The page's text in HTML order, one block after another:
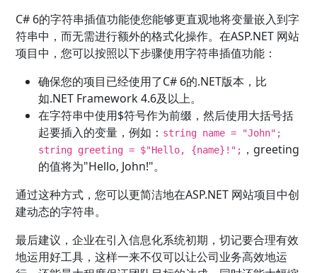
C# 6的字符串插值功能使您能够更直观地将变量嵌入到字
符串中，而无需进行额外的格式化操作。在ASP.NET 网站
项目中，您可以按照以下步骤使用字符串插值功能：
确保您的项目已经使用了C# 6的.NET版本，比
如.NET Framework 4.6及以上。
在字符串中使用$符号作为前缀，然后使用大括号括
起要插入的变量，例如： string name = "John";
string greeting = $"Hello, {name}!"; ，greeting
的值将为"Hello, John!"。
通过这种方式，您可以更简洁地在ASP.NET 网站项目中创
建动态的字符串。
最后建议，企业在引入信息化系统初期，切记要合理有效
地运用好工具，这样一来不仅可以让公司业务高效地运